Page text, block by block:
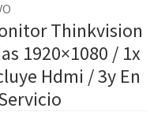
Thinkvision
1920×1080 / 1x
Hdmi / 3y En